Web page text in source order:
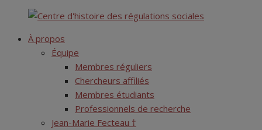
content
Centre d'histoire des régulations sociales
À propos
Équipe
Membres réguliers
Chercheurs affiliés
Membres étudiants
Professionnels de recherche
Jean-Marie Fecteau †